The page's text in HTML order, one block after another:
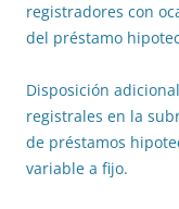
registradores con
del préstamo
Disposición
registrales en la
de préstamos
variable a fijo.